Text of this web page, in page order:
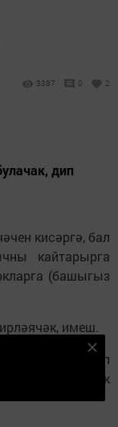
3387 0 2
дип
кисәргә, бал
кайтарырга
(башыгыз
имеш.
ашы пешереп
бу үсемлек